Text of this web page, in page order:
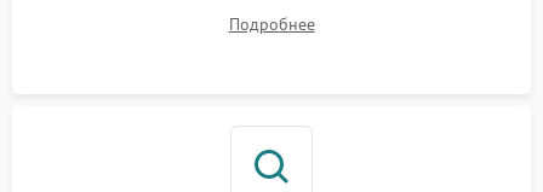
Подробнее